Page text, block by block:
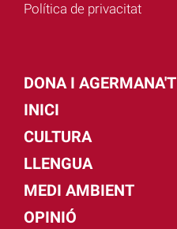
Política de privacitat
DONA I AGERMANA'T
INICI
CULTURA
LLENGUA
MEDI AMBIENT
OPINIÓ